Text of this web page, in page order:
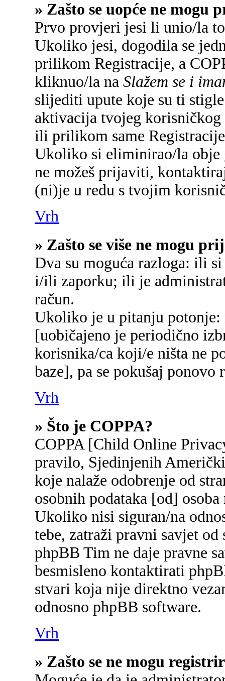
» Zašto se uopće ne mogu
Prvo provjeri jesi li unio/la
Ukoliko jesi, dogodila se
prilikom Registracije, a
kliknuo/la na Slažem se i
slijediti upute koje su ti
aktivacija tvojeg
ili prilikom same
Ukoliko si eliminirao/la obje
ne možeš prijaviti,
(ni)je u redu s tvojim
Vrh
» Zašto se više ne mogu
Dva su moguća razloga: ili
i/ili zaporku; ili je
račun.
Ukoliko je u pitanju potonje:
[uobičajeno je periodično
korisnika/ca koji/e ništa ne
baze], pa se pokušaj ponovo
Vrh
» Što je COPPA?
COPPA [Child Online
pravilo, Sjedinjenih
koje nalaže odobrenje od
osobnih podataka [od]
Ukoliko nisi siguran/na
tebe, zatraži pravni savjet od
phpBB Tim ne daje pravne
besmisleno kontaktirati
stvari koja nije direktno
odnosno phpBB software.
Vrh
» Zašto se ne mogu